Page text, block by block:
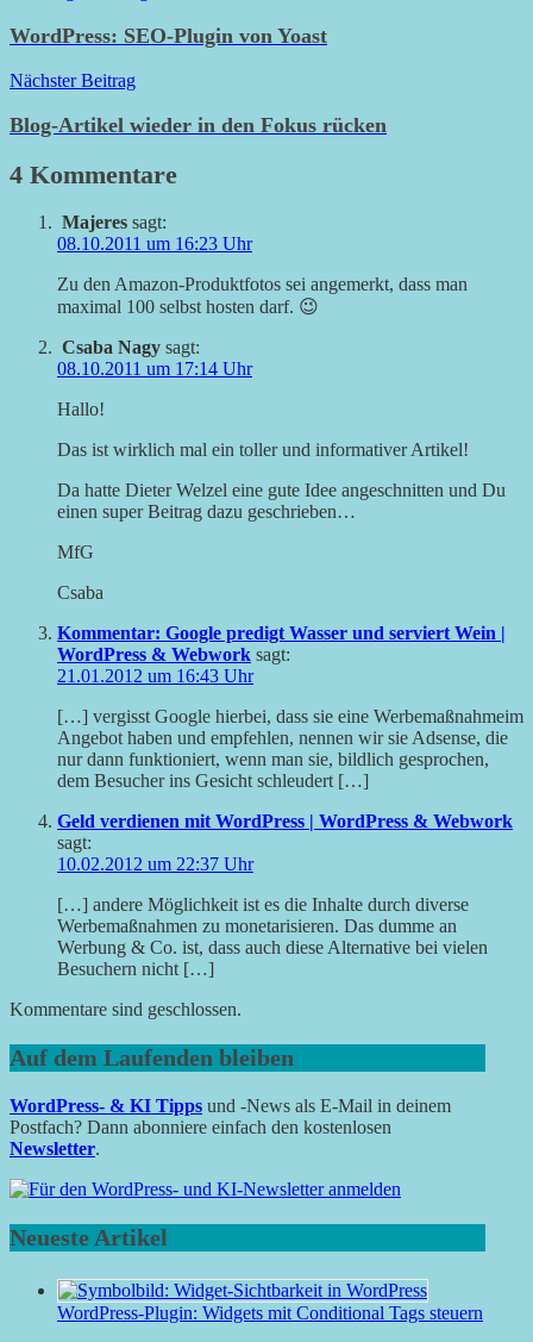
WordPress: SEO-Plugin von Yoast
Nächster Beitrag
Blog-Artikel wieder in den Fokus rücken
4 Kommentare
Majeres sagt:
08.10.2011 um 16:23 Uhr
Zu den Amazon-Produktfotos sei angemerkt, dass man
maximal 100 selbst hosten darf. 😉
Csaba Nagy sagt:
08.10.2011 um 17:14 Uhr
Hallo!
Das ist wirklich mal ein toller und informativer Artikel!
Da hatte Dieter Welzel eine gute Idee angeschnitten und Du
einen super Beitrag dazu geschrieben…
MfG
Csaba
Kommentar: Google predigt Wasser und serviert Wein |
WordPress & Webwork sagt:
21.01.2012 um 16:43 Uhr
[…] vergisst Google hierbei, dass sie eine Werbemaßnahmeim
Angebot haben und empfehlen, nennen wir sie Adsense, die
nur dann funktioniert, wenn man sie, bildlich gesprochen,
dem Besucher ins Gesicht schleudert […]
Geld verdienen mit WordPress | WordPress & Webwork
sagt:
10.02.2012 um 22:37 Uhr
[…] andere Möglichkeit ist es die Inhalte durch diverse
Werbemaßnahmen zu monetarisieren. Das dumme an
Werbung & Co. ist, dass auch diese Alternative bei vielen
Besuchern nicht […]
Kommentare sind geschlossen.
Auf dem Laufenden bleiben
WordPress- & KI Tipps und -News als E-Mail in deinem
Postfach? Dann abonniere einfach den kostenlosen
Newsletter.
Neueste Artikel
WordPress-Plugin: Widgets mit Conditional Tags steuern